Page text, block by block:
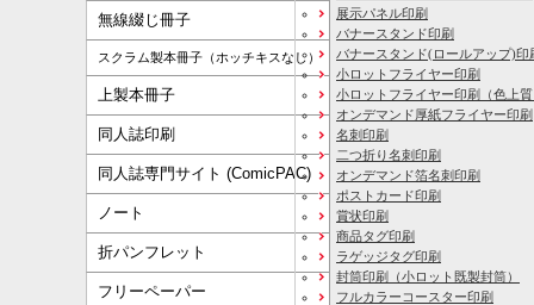
無線綴じ冊子
スクラム製本冊子（ホッチキスなし）
上製本冊子
同人誌印刷
同人誌専門サイト (ComicPAC)
ノート
折パンフレット
フリーペーパー
展示パネル印刷
バナースタンド印刷
バナースタンド(ロールアップ)印
小ロットフライヤー印刷
小ロットフライヤー印刷（色上
オンデマンド厚紙フライヤー印刷
名刺印刷
二つ折り名刺印刷
オンデマンド箔名刺印刷
ポストカード印刷
賞状印刷
商品タグ印刷
ラゲッジタグ印刷
封筒印刷
（小ロット既製封筒）
フルカラーコースター印刷